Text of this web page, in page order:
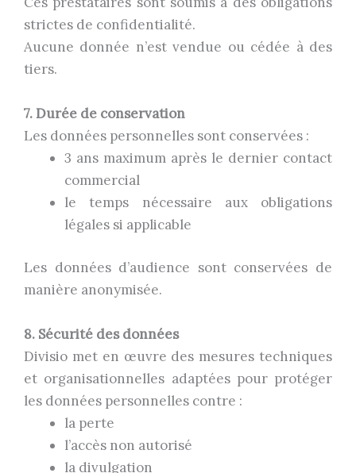
strictes de confidentialité.
Aucune donnée n’est vendue ou cédée à des
tiers.
7. Durée de conservation
Les données personnelles sont conservées :
3 ans maximum après le dernier contact
commercial
le temps nécessaire aux obligations
légales si applicable
Les données d’audience sont conservées de
manière anonymisée.
8. Sécurité des données
Divisio met en œuvre des mesures techniques
et organisationnelles adaptées pour protéger
les données personnelles contre :
la perte
l’accès non autorisé
la divulgation